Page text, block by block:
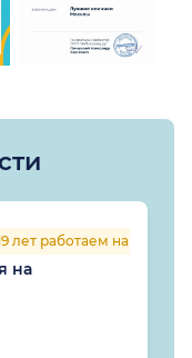
лет работаем на рынке
на